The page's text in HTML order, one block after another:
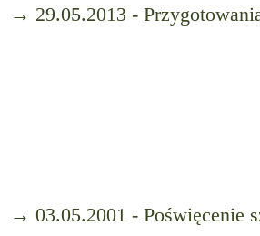
→ 29.05.2013 -
→ 03.05.2001 - Poświęcenie